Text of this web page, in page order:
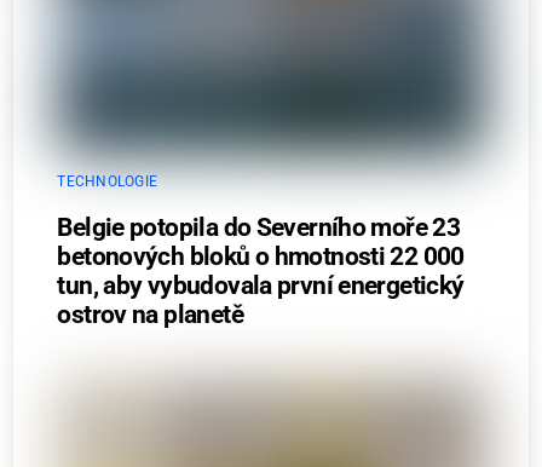
TECHNOLOGIE
Belgie potopila do Severního moře 23
betonových bloků o hmotnosti 22 000
tun, aby vybudovala první energetický
ostrov na planetě